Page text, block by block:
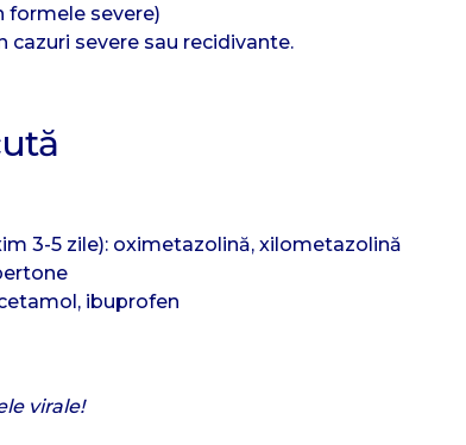
formele severe)
cazuri severe sau recidivante.
3-5 zile): oximetazolină, xilometazolină
ibuprofen
virale!